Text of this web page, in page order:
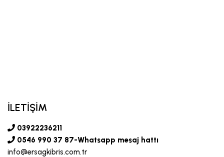
İLETİŞİM
03922236211
0546 990 37 87-Whatsapp mesaj hattı
info@ersagkibris.com.tr